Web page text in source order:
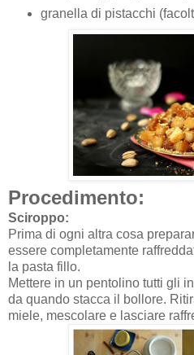
granella di pistacchi
Procedimento:
Sciroppo:
Prima di ogni altra cosa
essere completamente
la pasta fillo.
Mettere in un pentolino tutti gli
da quando stacca il bollore.
miele, mescolare e lasciare